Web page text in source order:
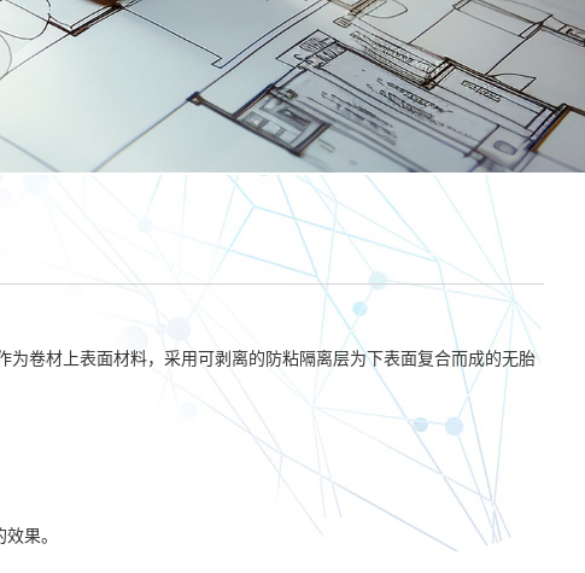
卷材上表面材料，采用可剥离的防粘隔离层为下表面复合而成的无胎
果。